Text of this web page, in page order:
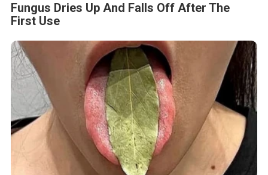
Fungus Dries Up And Falls Off After The
First Use